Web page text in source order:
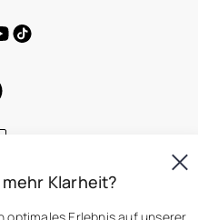
Klarheit?